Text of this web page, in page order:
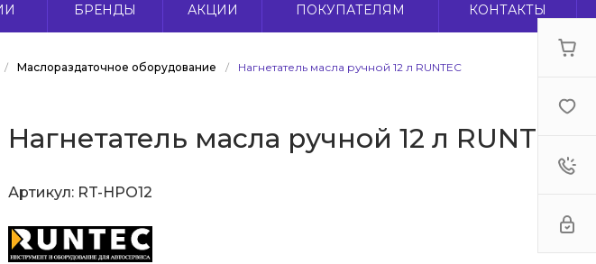
г. Новосибирск, ул.
БРЕНДЫ АКЦИИ ПОКУПАТЕЛЯМ КОНТАКТЫ
/ Маслораздаточное оборудование / Нагнетатель масла ручной 12 л RUNTEC
Нагнетатель масла ручной 12 л RUNTEC
Артикул: RT-HPO12